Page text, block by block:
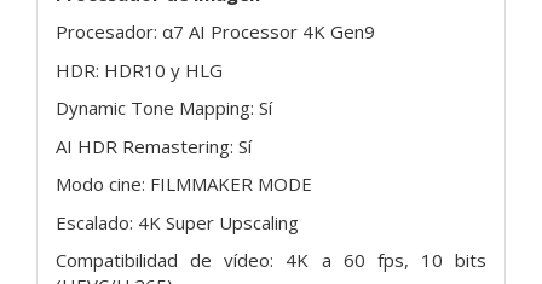
Procesador: α7 AI Processor 4K Gen9
HDR: HDR10 y HLG
Dynamic Tone Mapping: Sí
AI HDR Remastering: Sí
Modo cine: FILMMAKER MODE
Escalado: 4K Super Upscaling
Compatibilidad de vídeo: 4K a 60 fps, 10 bits